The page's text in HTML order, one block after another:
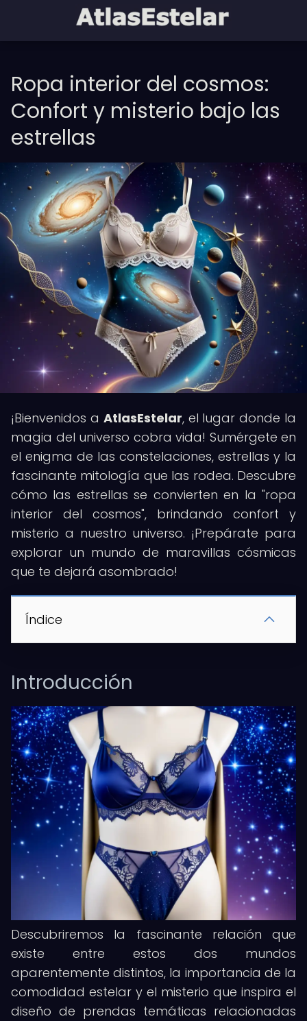
Ropa interior del cosmos:
Confort y misterio bajo las
estrellas
¡Bienvenidos a AtlasEstelar, el lugar donde la
magia del universo cobra vida! Sumérgete en
el enigma de las constelaciones, estrellas y la
fascinante mitología que las rodea. Descubre
cómo las estrellas se convierten en la "ropa
interior del cosmos", brindando confort y
misterio a nuestro universo. ¡Prepárate para
explorar un mundo de maravillas cósmicas
que te dejará asombrado!
Índice
Introducción
Descubriremos la fascinante relación que
existe entre estos dos mundos
aparentemente distintos, la importancia de la
comodidad estelar y el misterio que inspira el
diseño de prendas temáticas relacionadas